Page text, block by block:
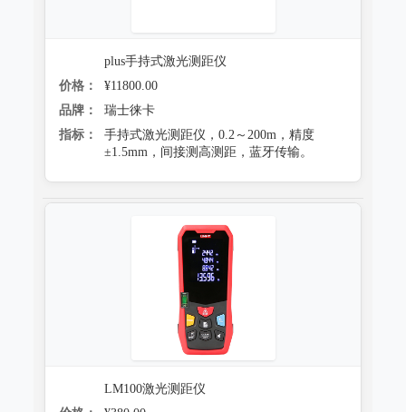
plus手持式激光测距仪
价格：
¥11800.00
品牌：
瑞士徕卡
指标：
手持式激光测距仪，0.2～200m，精度
±1.5mm，间接测高测距，蓝牙传输。
LM100激光测距仪